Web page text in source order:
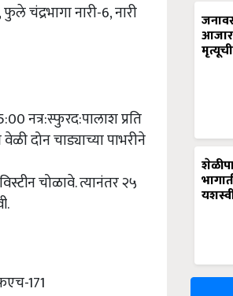
नारी-6, नारी
नत्र:स्फुरद:पालाश प्रति
दोन चाड्याच्या पाभरीने
चोळावे. त्यानंतर २५
171